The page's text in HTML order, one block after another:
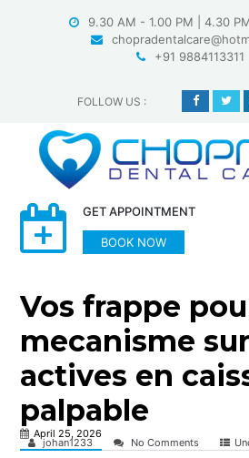
9.30 AM - 1.00 PM | 4.30
+91 9884113311
FOLLOW US :
GET APPOINTMENT
BOOK NOW
Vos frappe
mecanisme
actives en
palpable
April 25, 2026
johan1233 No Comments